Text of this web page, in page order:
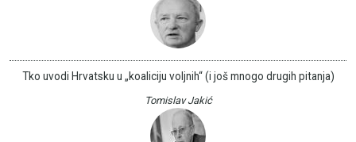
Tko uvodi Hrvatsku u „koaliciju voljnih“ (i još mnogo drugih pitanja)
Tomislav Jakić